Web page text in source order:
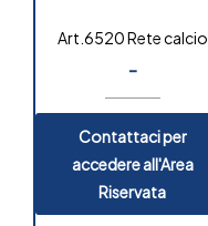
Art.6520 Rete calcio
-
Contattaci per
accedere all'Area
Riservata